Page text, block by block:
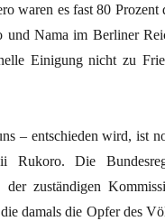
waren es fast 80
und Nama im Berliner
Einigung nicht zu
– entschieden wird, ist
Rukoro. Die
zuständigen
damals die Opfer des